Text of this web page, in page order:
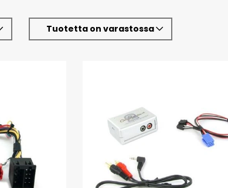
Tuotetta on varastossa